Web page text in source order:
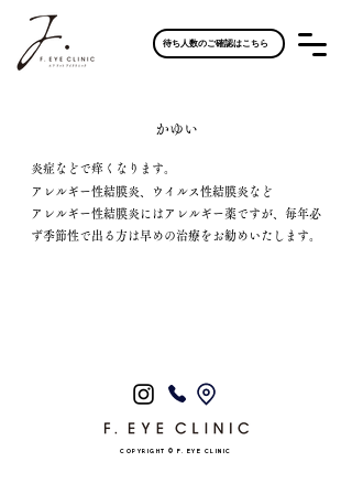
待ち人数のご確認はこちら
かゆい
炎症などで痒くなります。
アレルギー性結膜炎、ウイルス性結膜炎など
アレルギー性結膜炎にはアレルギー薬ですが、毎年必
ず季節性で出る方は早めの治療をお勧めいたします。
COPYRIGHT ©︎ F. EYE CLINIC